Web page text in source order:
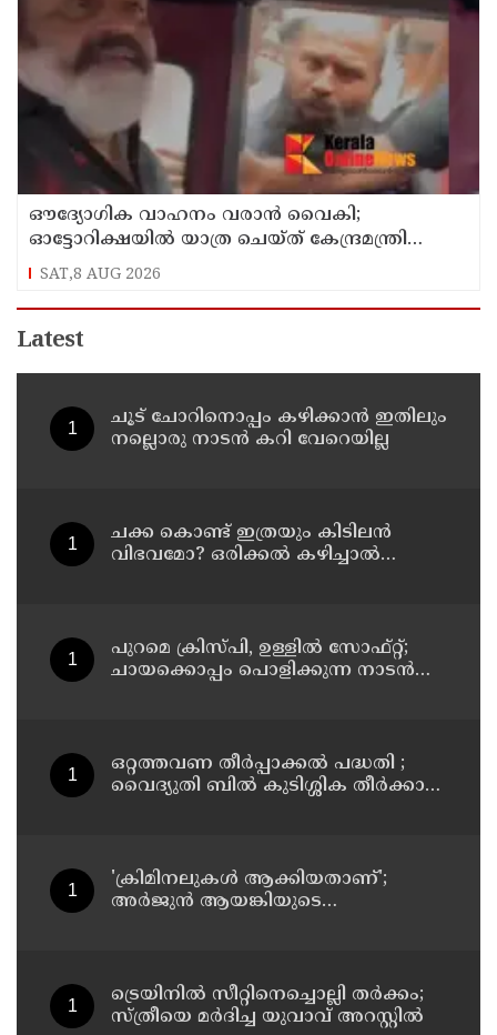
ഔദ്യോഗിക വാഹനം വരാന്‍ വൈകി;
ഓട്ടോറിക്ഷയില്‍ യാത്ര ചെയ്ത് കേന്ദ്രമന്ത്രി
സുരേഷ് ഗോപി
SAT,8 AUG 2026
Latest
ചൂട് ചോറിനൊപ്പം കഴിക്കാൻ ഇതിലും
നല്ലൊരു നാടൻ കറി വേറെയില്ല
ചക്ക കൊണ്ട് ഇത്രയും കിടിലൻ
വിഭവമോ? ഒരിക്കൽ കഴിച്ചാൽ
പുറമെ ക്രിസ്പി, ഉള്ളിൽ സോഫ്റ്റ്;
ചായക്കൊപ്പം പൊളിക്കുന്ന നാടൻ
ഒറ്റത്തവണ തീർപ്പാക്കൽ പദ്ധതി ;
വൈദ്യുതി ബിൽ കുടിശ്ശിക തീർക്കാൻ
'ക്രിമിനലുകള്‍ ആക്കിയതാണ്';
അർജുൻ ആയങ്കിയുടെ
ട്രെയിനിൽ സീറ്റിനെച്ചൊല്ലി തർക്കം;
സ്ത്രീയെ മർദിച്ച യുവാവ് അറസ്റ്റിൽ